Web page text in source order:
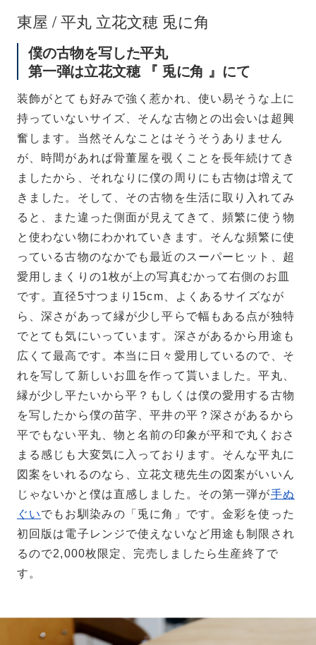
東屋 / 平丸 立花文穂 兎に角
僕の古物を写した平丸
第一弾は立花文穂 『 兎に角 』にて
装飾がとても好みで強く惹かれ、使い易そうな上に
持っていないサイズ、そんな古物との出会いは超興
奮します。当然そんなことはそうそうありません
が、時間があれば骨董屋を覗くことを長年続けてき
ましたから、それなりに僕の周りにも古物は増えて
きました。そして、その古物を生活に取り入れてみ
ると、また違った側面が見えてきて、頻繁に使う物
と使わない物にわかれていきます。そんな頻繁に使
っている古物のなかでも最近のスーパーヒット、超
愛用しまくりの1枚が上の写真むかって右側のお皿
です。直径5寸つまり15cm、よくあるサイズなが
ら、深さがあって縁が少し平らで幅もある点が独特
でとても気にいっています。深さがあるから用途も
広くて最高です。本当に日々愛用しているので、そ
れを写して新しいお皿を作って貰いました。平丸、
縁が少し平たいから平？もしくは僕の愛用する古物
を写したから僕の苗字、平井の平？深さがあるから
平でもない平丸、物と名前の印象が平和で丸くおさ
まる感じも大変気に入っております。そんな平丸に
図案をいれるのなら、立花文穂先生の図案がいいん
じゃないかと僕は直感しました。その第一弾が手ぬ
ぐいでもお馴染みの「兎に角」です。金彩を使った
初回版は電子レンジで使えないなど用途も制限され
るので2,000枚限定、完売しましたら生産終了で
す。